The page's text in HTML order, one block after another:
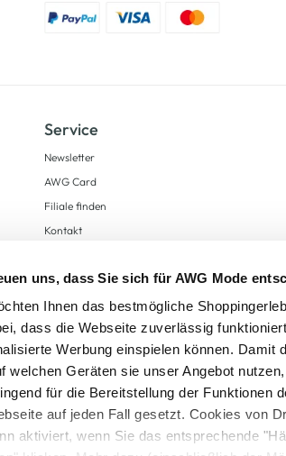
uns, dass Sie sich für AWG Mode
Ihnen das bestmögliche
dass die Webseite zuverlässig
Werbung einspielen können.
welchen Geräten sie unser Angebot
für die Bereitstellung der Funktionen
auf jeden Fall gesetzt. Cookies von
aktiviert, wenn Sie das entsprechende
Service
Newsletter
AWG Card
Filiale finden
Kontakt
Alle Preise inkl. gesetzl. Mehrwertsteuer zzgl.